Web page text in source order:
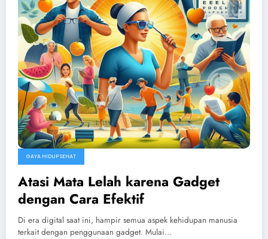
GAYA HIDUP SEHAT
Atasi Mata Lelah karena Gadget
dengan Cara Efektif
Di era digital saat ini, hampir semua aspek kehidupan manusia
terkait dengan penggunaan gadget. Mulai…